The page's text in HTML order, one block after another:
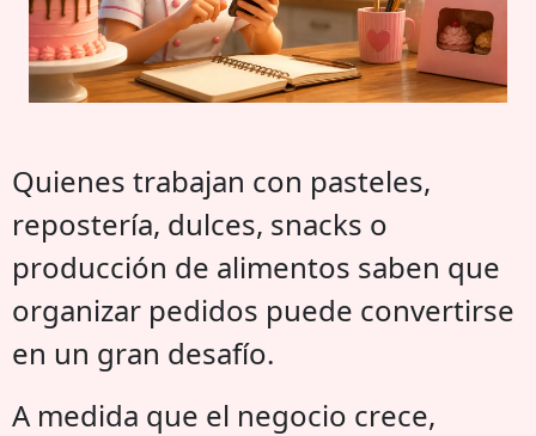
Quienes trabajan con pasteles,
repostería, dulces, snacks o
producción de alimentos saben que
organizar pedidos puede convertirse
en un gran desafío.
A medida que el negocio crece,